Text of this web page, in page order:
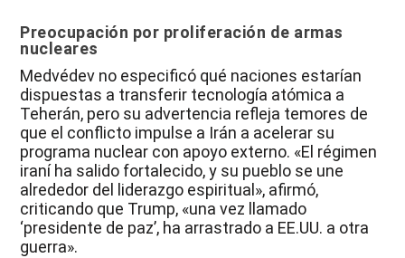
Preocupación por proliferación de armas
nucleares
Medvédev no especificó qué naciones estarían
dispuestas a transferir tecnología atómica a
Teherán, pero su advertencia refleja temores de
que el conflicto impulse a Irán a acelerar su
programa nuclear con apoyo externo. «El régimen
iraní ha salido fortalecido, y su pueblo se une
alrededor del liderazgo espiritual», afirmó,
criticando que Trump, «una vez llamado
‘presidente de paz’, ha arrastrado a EE.UU. a otra
guerra».